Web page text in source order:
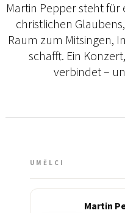
Martin Pepper steht für
christlichen
Raum zum Mitsingen,
schafft. Ein
verbindet –
UMĚLCI
Martin